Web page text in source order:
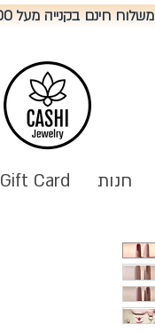
משלוח חינם בקנייה מעל 300 ש"ח
חנות Gift Card